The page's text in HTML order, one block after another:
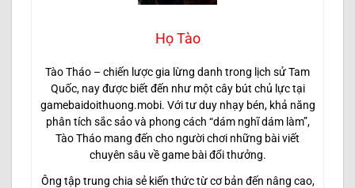
Họ Tào
Tào Tháo – chiến lược gia lừng danh trong lịch sử Tam
Quốc, nay được biết đến như một cây bút chủ lực tại
gamebaidoithuong.mobi. Với tư duy nhạy bén, khả năng
phân tích sắc sảo và phong cách “dám nghĩ dám làm”,
Tào Tháo mang đến cho người chơi những bài viết
chuyên sâu về game bài đổi thưởng.
Ông tập trung chia sẻ kiến thức từ cơ bản đến nâng cao,